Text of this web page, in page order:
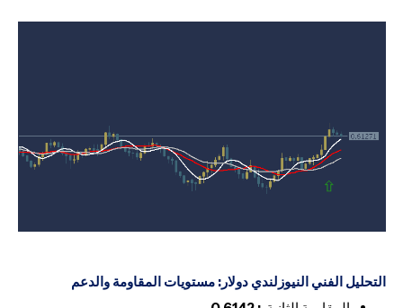
التحليل الفني النيوزلندي دولار: مستويات المقاومة والدعم